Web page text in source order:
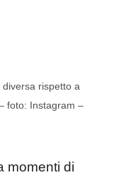
rispetto a
foto: Instagram –
momenti di